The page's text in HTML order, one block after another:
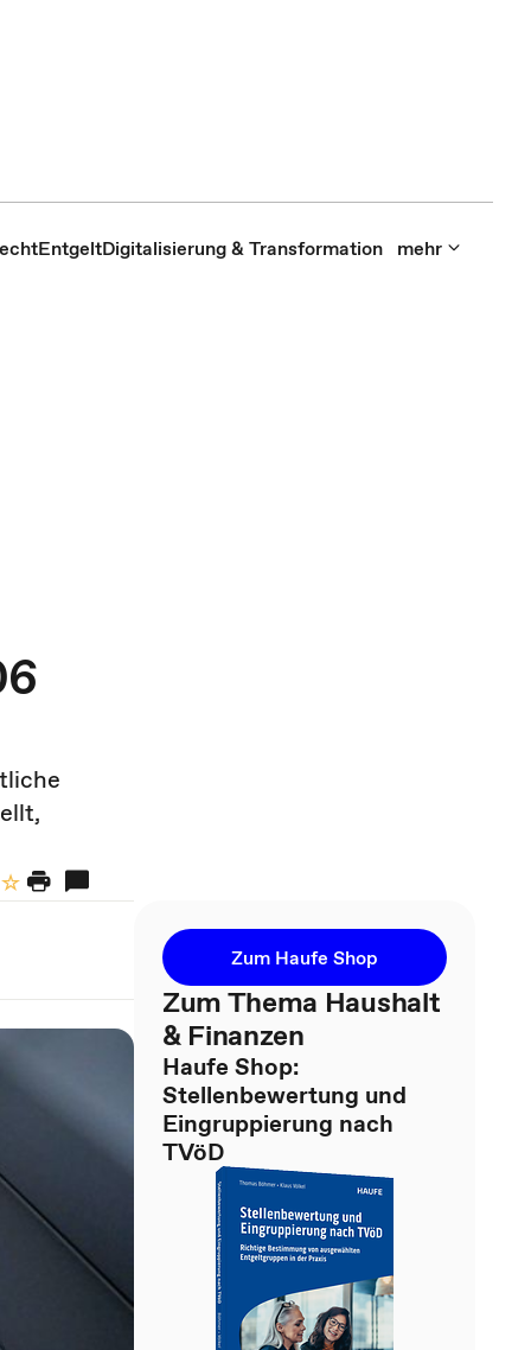
EntgeltDigitalisierung & Transformation mehr
Zum Haufe Shop
Zum Thema Haushalt
& Finanzen
Haufe Shop:
Stellenbewertung und
Eingruppierung nach
TVöD